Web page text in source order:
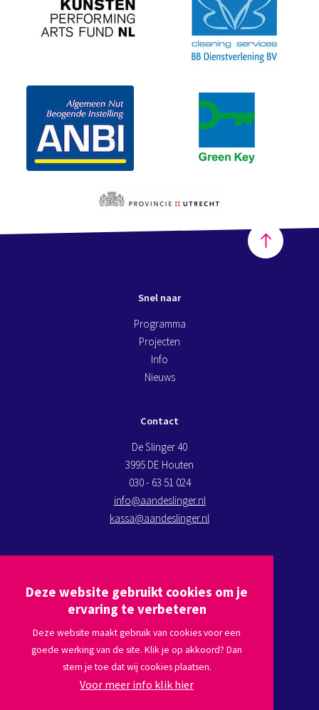
Deze website gebruikt cookies om je
ervaring te verbeteren
Deze website maakt gebruik van cookies voor een
goede werking van de site. Klik je op akkoord? Dan
stem je toe dat wij cookies plaatsen.
Voor meer info klik hier
Snel naar
Programma
Projecten
Info
Nieuws
Contact
De Slinger 40
3995 DE Houten
030 - 63 51 024
info@aandeslinger.nl
kassa@aandeslinger.nl
Plan een route via Google maps
Volg ons